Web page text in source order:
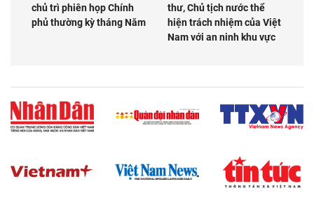
chủ trì phiên họp Chính
phủ thường kỳ tháng Năm
thư, Chủ tịch nước thể
hiện trách nhiệm của Việt
Nam với an ninh khu vực